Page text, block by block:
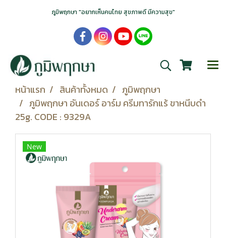
ภูมิพฤกษา "อยากเห็นคนไทย สุขภาพดี มีความสุข"
หน้าแรก สินค้าทั้งหมด
ภูมิพฤกษา
ภูมิพฤกษา อันเดอร์ อาร์ม ครีมทารักแร้ ขาหนีบดำ
25g. CODE : 9329A
New